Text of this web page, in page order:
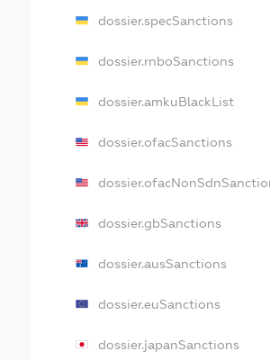
dossier.specSanctions
dossier.rnboSanctions
dossier.amkuBlackList
dossier.ofacSanctions
dossier.gbSanctions
dossier.ausSanctions
dossier.euSanctions
dossier.japanSanctions